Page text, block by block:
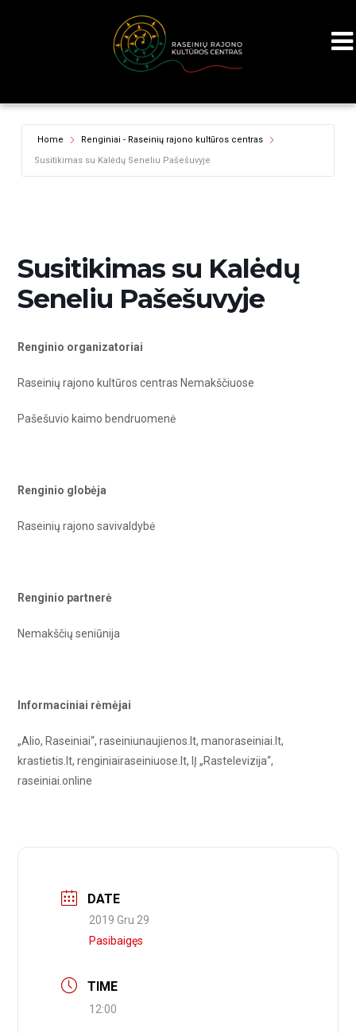
Home
Renginiai - Raseinių rajono kultūros centras
Susitikimas su Kalėdų Seneliu Pašešuvyje
Susitikimas su Kalėdų
Seneliu Pašešuvyje
Renginio organizatoriai
Raseinių rajono kultūros centras Nemakščiuose
Pašešuvio kaimo bendruomenė
Renginio globėja
Raseinių rajono savivaldybė
Renginio partnerė
Nemakščių seniūnija
Informaciniai rėmėjai
„Alio, Raseiniai“, raseiniunaujienos.lt, manoraseiniai.lt,
krastietis.lt, renginiairaseiniuose.lt, IĮ „Rastelevizija“,
raseiniai.online
DATE
2019 Gru 29
Pasibaigęs
TIME
12:00